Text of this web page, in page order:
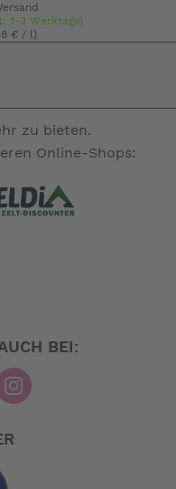
1-3 Werktage)
€ / l)
zu bieten.
Online-Shops:
BEI: